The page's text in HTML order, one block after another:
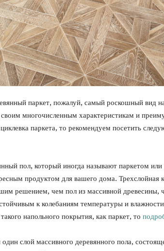
паркет, пожалуй, самый роскошный вид
своим многочисленным характеристикам и
паркета, то рекомендуем посетить
пол, который иногда называют паркетом
продуктом для вашего дома. Трехслойная
решением, чем пол из массивной древесины,
к колебаниям температуры и
напольного покрытия, как паркет, то
слой массивного деревянного пола,